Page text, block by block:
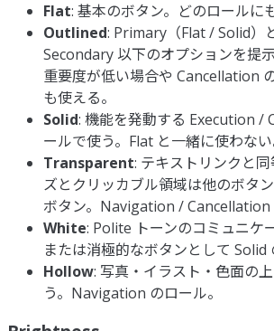
Flat: 基本のボタン。どのロールに
Outlined: Primary（Flat / Solid）
Secondary 以下のオプションを提
重要度が低い場合や Cancellation
も使える。
Solid: 機能を発動する Execution /
ールで使う。Flat と一緒に使わない
Transparent: テキストリンクと
ズとクリッカブル領域は他のボタ
ボタン。Navigation / Cancellation
White: Polite トーンのコミュニケ
または消極的なボタンとして Solid
Hollow: 写真・イラスト・色面の
う。Navigation のロール。